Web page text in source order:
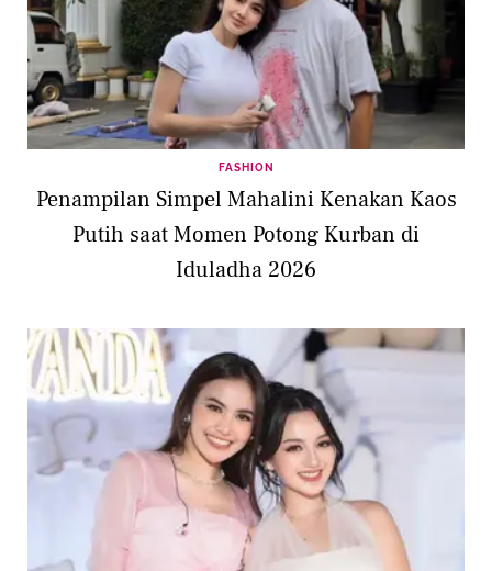
FASHION
Penampilan Simpel Mahalini Kenakan Kaos
Putih saat Momen Potong Kurban di
Iduladha 2026